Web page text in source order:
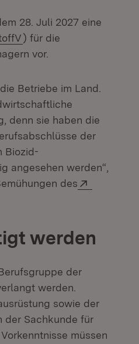
28. Juli 2027 eine
(Öffnet in neuem Fenster)
) für die
vor.
Betriebe im Land.
denn sie haben die
der
Biozid-
angesehen werden“,
des
werden
der
werden.
sowie der
der Sachkunde für
müssen